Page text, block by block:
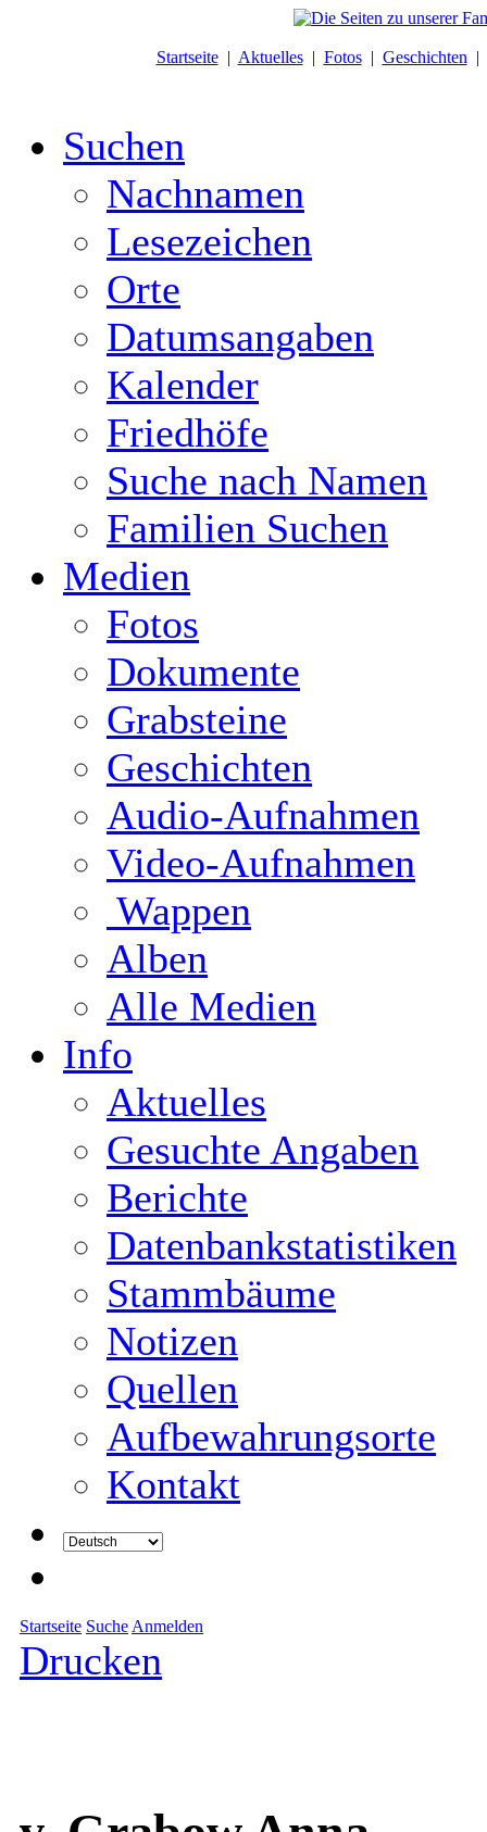
Startseite| Aktuelles| Fotos| Geschichten |
Suchen
Nachnamen
Lesezeichen
Orte
Datumsangaben
Kalender
Friedhöfe
Suche nach Namen
Familien Suchen
Medien
Fotos
Dokumente
Grabsteine
Geschichten
Audio-Aufnahmen
Video-Aufnahmen
Wappen
Alben
Alle Medien
Info
Aktuelles
Gesuchte Angaben
Berichte
Datenbankstatistiken
Stammbäume
Notizen
Quellen
Aufbewahrungsorte
Kontakt
Startseite Suche Anmelden
Drucken